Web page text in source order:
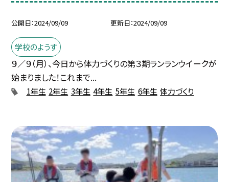
公開日 2024/09/09 更新日 2024/09/09
学校のようす
９／９（月）、今日から体力づくりの第３期ランランウイークが
始まりました！これまで...
1年生 2年生 3年生 4年生 5年生 6年生 体力づくり